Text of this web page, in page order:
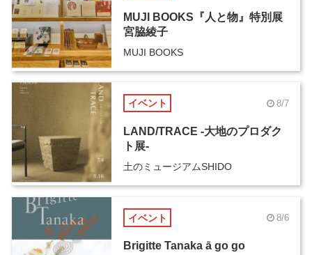
MUJI BOOKS『人と物』特別展
宮脇綾子
MUJI BOOKS
イベント 8/7
LAND/TRACE -大地のプロダク
ト展-
土のミュージアムSHIDO
イベント 8/6
Brigitte Tanaka ā go go